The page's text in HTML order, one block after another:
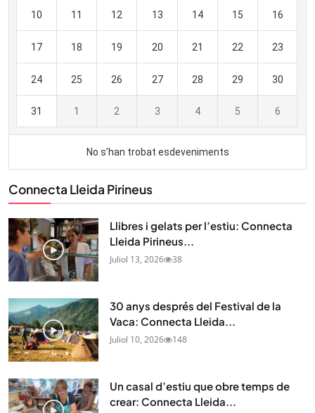
Connecta Lleida Pirineus
Llibres i gelats per l’estiu: Connecta
Lleida Pirineus...
Juliol 13, 2026 38
30 anys després del Festival de la
Vaca: Connecta Lleida...
Juliol 10, 2026 148
Un casal d’estiu que obre temps de
crear: Connecta Lleida...